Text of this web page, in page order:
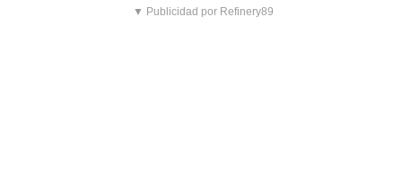
▼ Publicidad por Refinery89